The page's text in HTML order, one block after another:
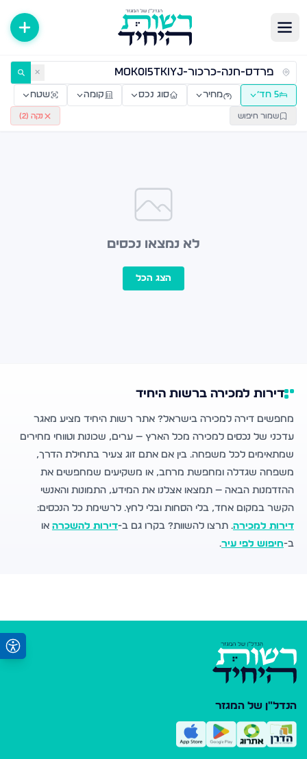
דירות למכירה ולהשכרה — רשות היחיד ✕
5 חד׳ מחיר סוג נכס קומה שטח
שמור חיפוש נקה (2
)
לא נמצאו נכסים
הצג הכל
דירות למכירה ברשות היחיד
מחפשים דירה למכירה בישראל? אתר רשות היחיד מציע מאגר
עדכני של נכסים למכירה מכל הארץ — ערים, שכונות וטווחי מחירים
שמתאימים לכל משפחה. בין אם אתם זוג צעיר בתחילת הדרך,
משפחה שגדלה ומחפשת מרחב, או משקיעים שמחפשים את
ההזדמנות הבאה — תמצאו אצלנו את המידע, התמונות והאנשי
הקשר במקום אחד, בלי הסחות ובלי לחץ. לרשימת כל הנכסים:
דירות למכירה. תרצו להשוות? בקרו גם ב-דירות להשכרה או
ב-חיפוש לפי עיר.
הנדל"ן של המגזר